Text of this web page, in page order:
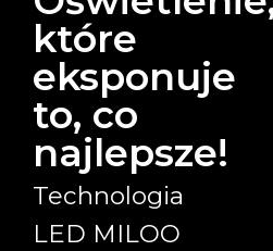
które
eksponuje
to, co
najlepsze!
Technologia
LED MILOO